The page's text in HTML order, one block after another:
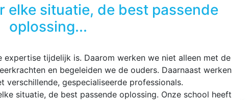
elke situatie, de best passende
oplossing...
expertise tijdelijk is. Daarom werken we niet alleen met de
en begeleiden we de ouders. Daarnaast werken
verschillende, gespecialiseerde professionals.
situatie, de best passende oplossing. Onze school heeft